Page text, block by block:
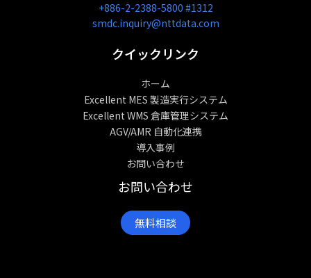
+886-2-2388-5800 #1312
smdc.inquiry@nttdata.com
クイックリンク
ホーム
Excellent MES 製造実行システム
Excellent WMS 倉庫管理システム
AGV/AMR 自動化連携
導入事例
お問い合わせ
お問い合わせ
無料相談